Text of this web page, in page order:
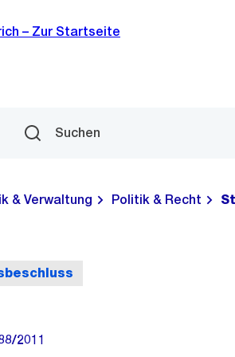
Suchen
& Verwaltung Politik & Recht
2011